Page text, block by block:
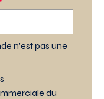
n’est pas une
du